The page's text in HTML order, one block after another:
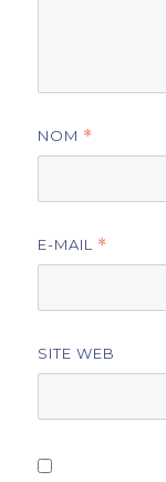
NOM *
E-MAIL *
SITE WEB